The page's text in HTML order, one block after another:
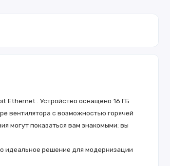
Ethernet . Устройство оснащено 16 ГБ
вентилятора с возможностью горячей
могут показаться вам знакомыми: вы
идеальное решение для модернизации